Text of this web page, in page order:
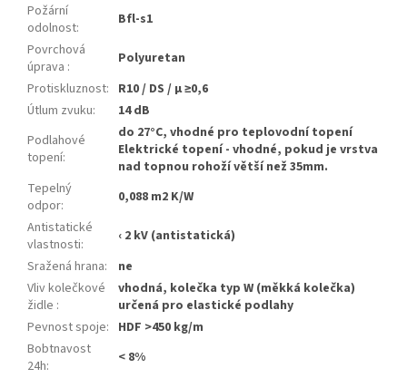
Požární
odolnost:
Bfl-s1
Povrchová
úprava :
Polyuretan
Protiskluznost: R10 / DS / μ ≥0,6
Útlum zvuku:
14 dB
Podlahové
topení:
do 27°C, vhodné pro teplovodní topení
Elektrické topení - vhodné, pokud je vrstva
nad topnou rohoží větší než 35mm.
Tepelný
odpor:
0,088 m2 K/W
Antistatické
vlastnosti:
‹ 2 kV (antistatická)
Sražená hrana:
ne
Vliv kolečkové
židle :
vhodná, kolečka typ W (měkká kolečka)
určená pro elastické podlahy
Pevnost spoje: HDF >450 kg/m
Bobtnavost
24h: < 8%